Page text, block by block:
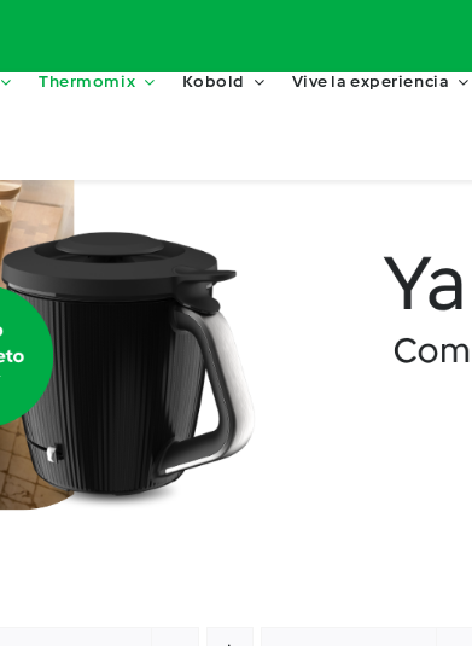
Thermomix Kobold Vive la experiencia